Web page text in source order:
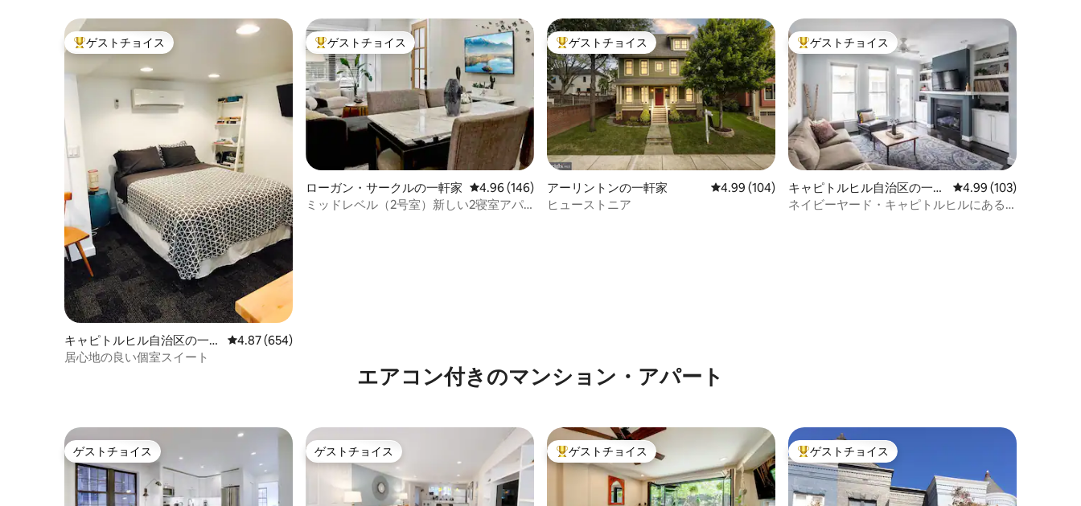
大好評のゲストチョイスです。
ゲストチョイス
キャピトルヒル自治区の一軒
家
レビュー654件、5つ星中4.87つ星の平均評価
4.87 (654)
居心地の良い個室スイート
大好評のゲストチョイスです。
ゲストチョイス
ローガン・サークルの一軒家 レビュー146件、5つ星中4.96つ星の平均評価
4.96 (146)
ミッドレベル（2号室）新しい2寝室アパ
大好評のゲストチョイスです。
ゲストチョイス
アーリントンの一軒家 レビュー104件、5つ星中4.99つ星の平均評価
4.99 (104)
ヒューストニア
大好評のゲストチョイスです。
ゲストチョイス
キャピトルヒル自治区の一軒
家
レビュー103件、5つ
4.99 (103)
ネイビーヤード・キャピトルヒルにある
エアコン付きのマンション・アパート
ゲストチョイス
ゲストチョイス ゲストチョイス
ゲストチョイス 大好評のゲストチョイスです。
ゲストチョイス 大好評のゲストチョイスです。
ゲストチョイス